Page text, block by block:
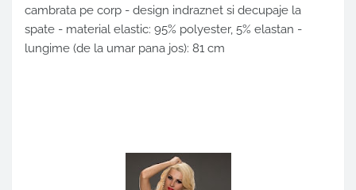
cambrata pe corp - design indraznet si decupaje la
spate - material elastic: 95% polyester, 5% elastan -
lungime (de la umar pana jos): 81 cm